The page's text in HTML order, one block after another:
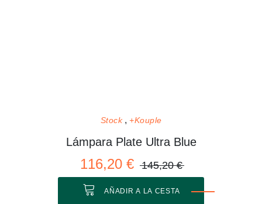
Stock +Kouple
Lámpara Plate Ultra Blue
116,20 € 145,20 €
AÑADIR A LA CESTA